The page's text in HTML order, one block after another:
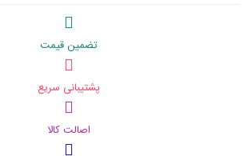
تضمین قیمت
پشتیبانی سریع
اصالت کالا